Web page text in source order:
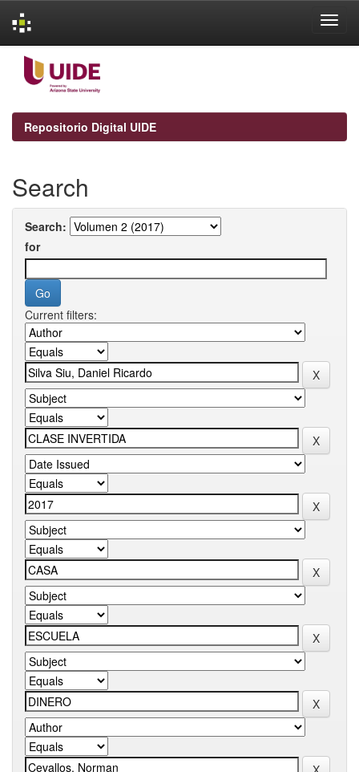
navigation
Repositorio Digital UIDE
Search
Search:
for
Current filters: